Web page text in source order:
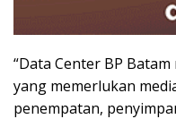
“Data Center BP
yang memerlukan
penempatan,